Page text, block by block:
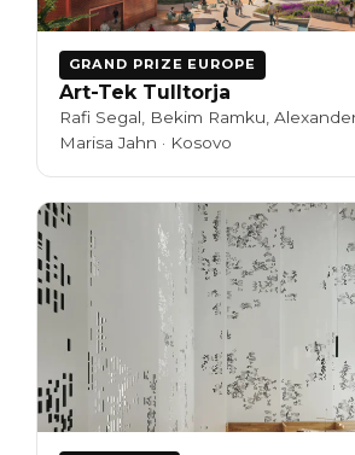
GRAND PRIZE EUROPE
Art-Tek Tulltorja
Rafi Segal, Bekim Ramku,
Marisa Jahn · Kosovo